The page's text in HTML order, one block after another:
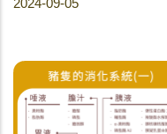
2024-09-05